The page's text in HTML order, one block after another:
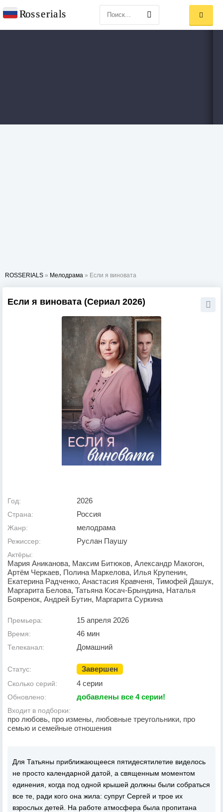
ROSSERIALS » Мелодрама » Если я виновата
Если я виновата (Сериал 2026)
Год: 2026
Страна: Россия
Жанр: мелодрама
Режиссер: Руслан Паушу
Актёры:
Мария Аниканова, Максим Битюков, Александр Макогон,
Артём Черкаев, Полина Маркелова, Илья Крупенин,
Екатерина Радченко, Анастасия Кравченя, Тимофей Дашук,
Маргарита Белова, Татьяна Косач-Брындина, Наталья
Бояренок, Андрей Бутин, Маргарита Суркина
Премьера: 15 апреля 2026
Время: 46 мин
Телеканал: Домашний
Статус: Завершен
Сколько серий: 4 серии
Обновлено: добавлены все 4 серии!
Входит в подборки:
про любовь, про измены, любовные треугольники, про
семью и семейные отношения
Для Татьяны приближающееся пятидесятилетие виделось
не просто календарной датой, а священным моментом
единения, когда под одной крышей должны были собраться
все те, ради кого она жила: супруг Сергей и трое их
взрослых детей. На работе атмосфера была пропитана